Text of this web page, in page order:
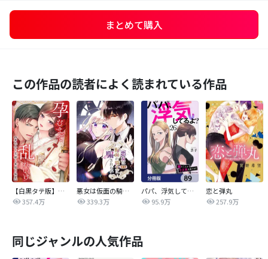
まとめて購入
この作品の読者によく読まれている作品
【白黒タテ版】孕むまで乱れいけ～身代わり花嫁と軍服の猛愛
357.4万
悪女は仮面の騎士に騙されない
339.3万
パパ、浮気してるよ？娘と二人でクズ夫を捨てます【分冊版】
95.9万
恋と弾丸
257.9万
同じジャンルの人気作品